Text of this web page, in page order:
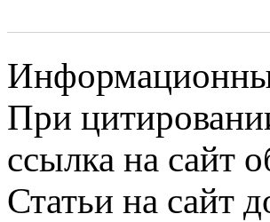
При
ссылка на сайт
Статьи на сайт